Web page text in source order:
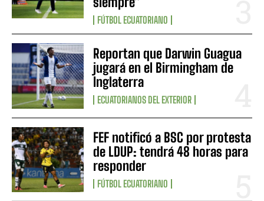
FÚTBOL ECUATORIANO
Reportan que Darwin Guagua
jugará en el Birmingham de
Inglaterra
ECUATORIANOS DEL EXTERIOR
FEF notificó a BSC por protesta
de LDUP: tendrá 48 horas para
responder
FÚTBOL ECUATORIANO